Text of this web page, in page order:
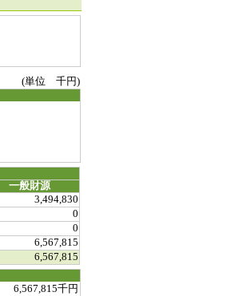
(単位 千円)
一般財源
3,494,830
0
0
6,567,815
6,567,815
6,567,815千円